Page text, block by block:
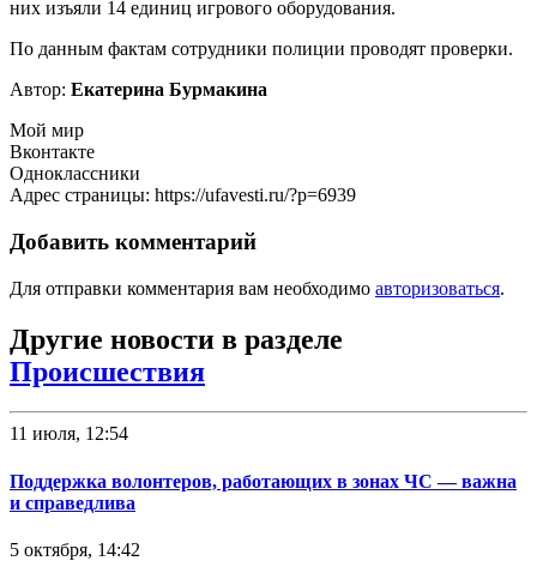
них изъяли 14 единиц игрового оборудования.
По данным фактам сотрудники полиции проводят проверки.
Автор: Екатерина Бурмакина
Мой мир
Вконтакте
Одноклассники
Адрес страницы: https://ufavesti.ru/?p=6939
Добавить комментарий
Для отправки комментария вам необходимо авторизоваться.
Другие новости в разделе
Происшествия
11 июля, 12:54
Поддержка волонтеров, работающих в зонах ЧС — важна
и справедлива
5 октября, 14:42